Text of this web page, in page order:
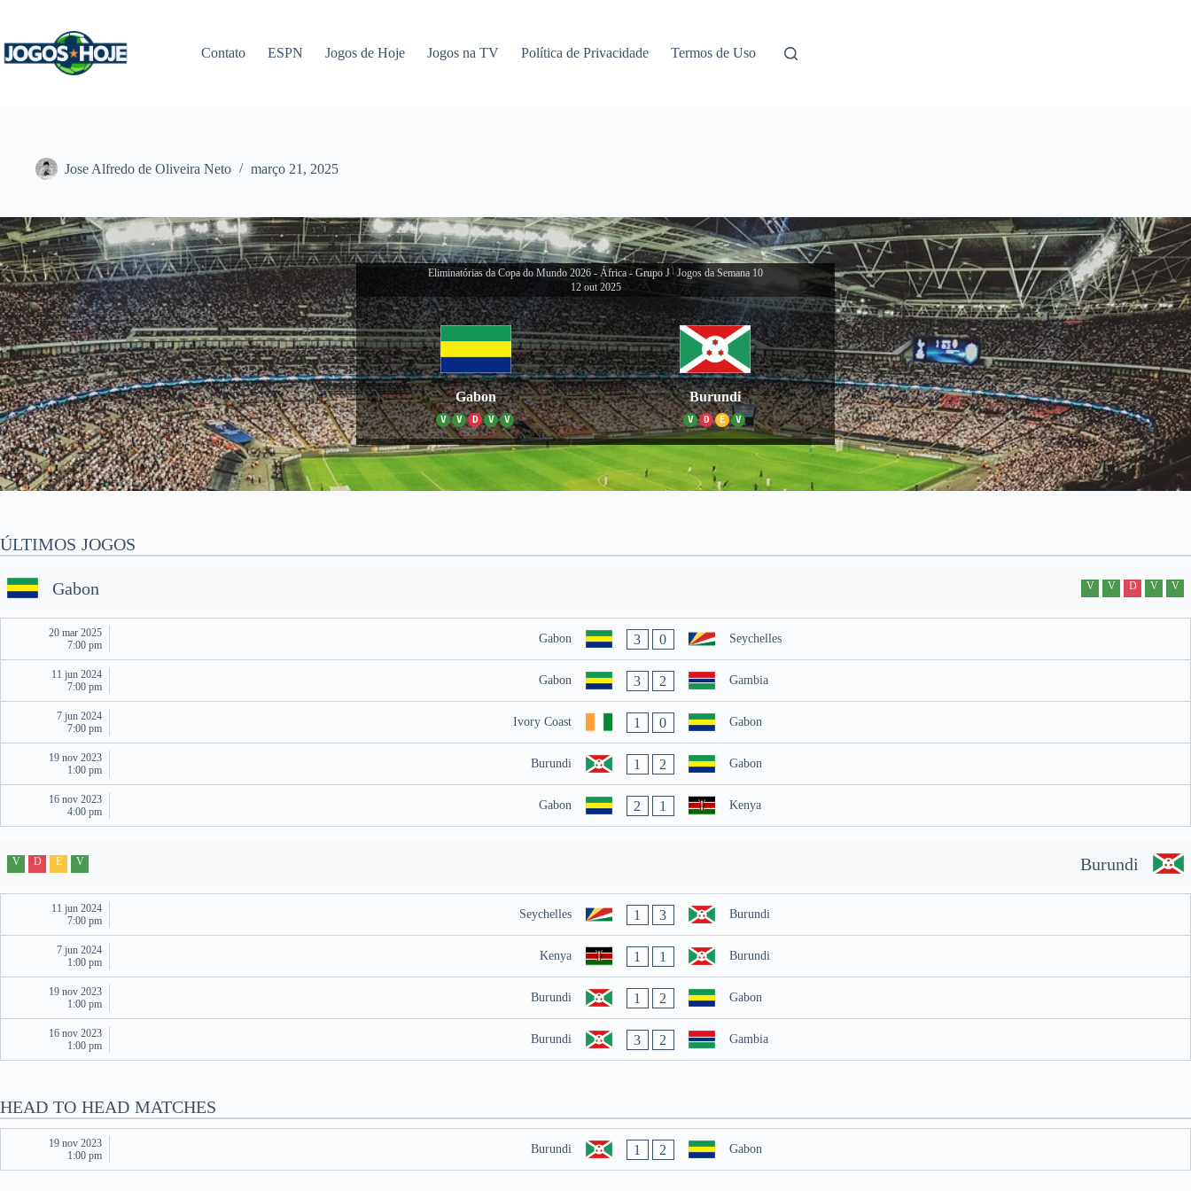
conteúdo
Contato ESPN Jogos de Hoje Jogos na TV Política de Privacidade Termos de Uso
Jose Alfredo de Oliveira Neto março 21, 2025
Eliminatórias da Copa do Mundo 2026 - África - Grupo J Jogos da Semana 10
12 out 2025
Gabon
V V D V V
Burundi
V D E V
ÚLTIMOS JOGOS
Gabon V V D V V
20 mar 2025
7:00 pm
Gabon 3 0 Seychelles
11 jun 2024
7:00 pm
Gabon 3 2 Gambia
7 jun 2024
7:00 pm
Ivory Coast 1 0 Gabon
19 nov 2023
1:00 pm
Burundi 1 2 Gabon
16 nov 2023
4:00 pm
Gabon 2 1 Kenya
Burundi
V D E V
11 jun 2024
7:00 pm
Seychelles 1 3 Burundi
7 jun 2024
1:00 pm
Kenya 1 1 Burundi
19 nov 2023
1:00 pm
Burundi 1 2 Gabon
16 nov 2023
1:00 pm
Burundi 3 2 Gambia
HEAD TO HEAD MATCHES
19 nov 2023
1:00 pm
Burundi 1 2 Gabon